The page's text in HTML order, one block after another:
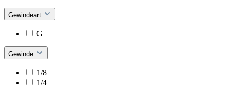
Gewindeart
G
Gewinde
1/8
1/4